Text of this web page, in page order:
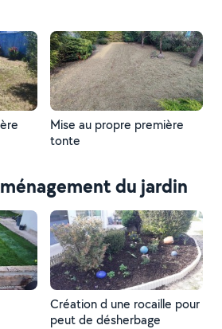
Mise au propre première
tonte
du jardin
Création d une rocaille pour
peut de désherbage